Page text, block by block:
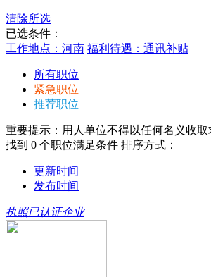
清除所选
已选条件：
工作地点：河南 福利待遇：通讯补贴
所有职位
紧急职位
推荐职位
重要提示：用人单位不得以任何名义收
找到 0 个职位满足条件 排序方式：
更新时间
发布时间
执照已认证企业